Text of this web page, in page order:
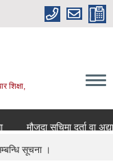
शिक्षा,
मौजुदा सुचिमा दर्ता वा
सूचना ।